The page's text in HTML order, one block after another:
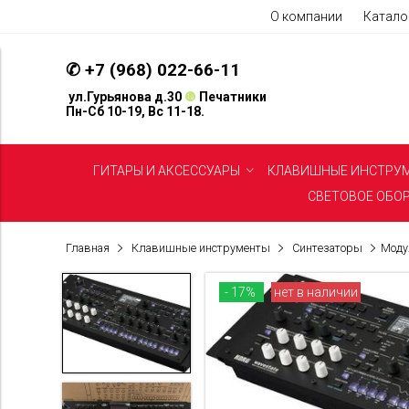
О компании
✆ +7 (968) 022-66-11
ул.Гурьянова д.30 ❿ Печатники
Пн-Сб 10-19, Вс 11-18.
ГИТАРЫ И АКСЕССУАРЫ КЛАВИШНЫЕ
СВЕТОВОЕ
Главная Клавишные инструменты Синтезаторы
- 17% нет в наличии